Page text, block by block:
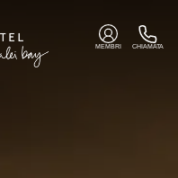
MEMBRI CHIAMATA